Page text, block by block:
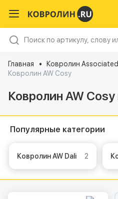
Главная
Ковролин
Ковролин AW Cosy
Ковролин AW
Популярные категории
Ковролин AW Dali 2